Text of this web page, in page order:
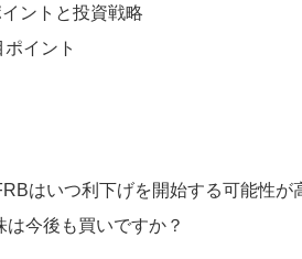
ントと投資戦略
イント
はいつ利下げを開始する可能性が
は今後も買いですか？